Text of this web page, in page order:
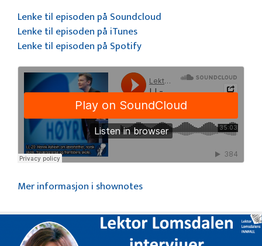
Lenke til episoden på Soundcloud
Lenke til episoden på iTunes
Lenke til episoden på Spotify
Mer informasjon i shownotes